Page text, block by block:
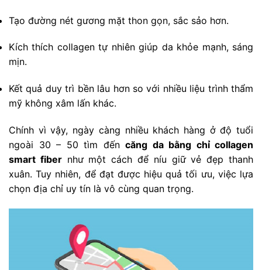
Tạo đường nét gương mặt thon gọn, sắc sảo hơn.
Kích thích collagen tự nhiên giúp da khỏe mạnh, sáng
mịn.
Kết quả duy trì bền lâu hơn so với nhiều liệu trình thẩm
mỹ không xâm lấn khác.
Chính vì vậy, ngày càng nhiều khách hàng ở độ tuổi
ngoài 30 – 50 tìm đến căng da bằng chỉ collagen
smart fibernhư một cách để níu giữ vẻ đẹp thanh
xuân. Tuy nhiên, để đạt được hiệu quả tối ưu, việc lựa
chọn địa chỉ uy tín là vô cùng quan trọng.